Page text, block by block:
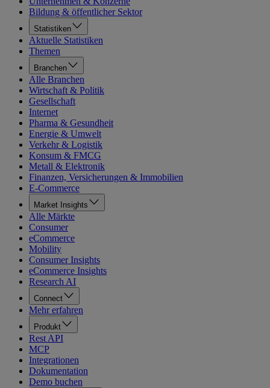
Bildung & öffentlicher Sektor
Statistiken
Aktuelle Statistiken
Themen
Branchen
Alle Branchen
Wirtschaft & Politik
Gesellschaft
Internet
Pharma & Gesundheit
Energie & Umwelt
Verkehr & Logistik
Konsum & FMCG
Metall & Elektronik
Finanzen, Versicherungen & Immobilien
E-Commerce
Market Insights
Alle Märkte
Consumer
eCommerce
Mobility
Consumer Insights
eCommerce Insights
Research AI
Connect
Mehr erfahren
Produkt
Rest API
MCP
Integrationen
Dokumentation
Demo buchen